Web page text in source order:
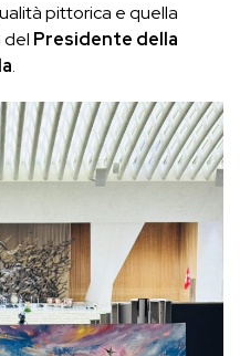
pittorica e quella
del Presidente della
.